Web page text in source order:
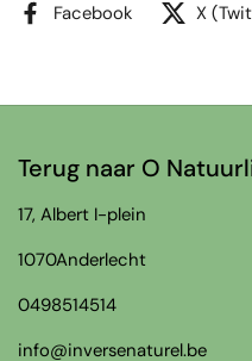
Facebook X
Terug naar O
17, Albert I-plein
1070Anderlecht
0498514514
info@inversenaturel.be